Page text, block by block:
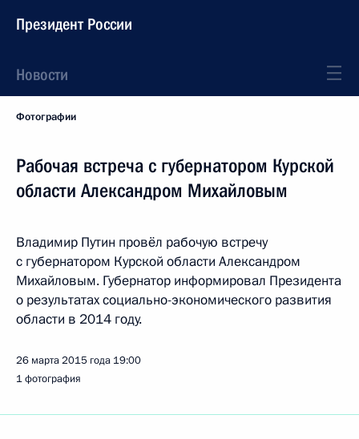
Президент России
Новости
Фотографии
Рабочая встреча с губернатором Курской
области Александром Михайловым
Владимир Путин провёл рабочую встречу
с губернатором Курской области Александром
Михайловым. Губернатор информировал Президента
о результатах социально-экономического развития
области в 2014 году.
26 марта 2015 года 19:00
1 фотография